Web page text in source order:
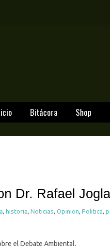
Bitácora Shop
Dr. Rafael
, historia,Noticias,Opinion,Politica,
el Debate Ambiental.